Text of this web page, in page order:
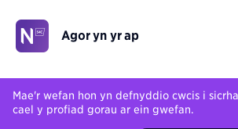
Yn ôl i'r brig
Mae'r wefan hon yn defnyddio cwcis i
cael y profiad gorau ar ein gwefan.
Agor yn yr ap